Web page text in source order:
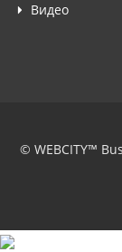
Видео
© WEBCITY™